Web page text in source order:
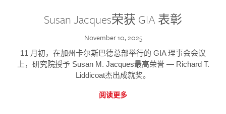
Susan Jacques荣获 GIA 表彰
November 10, 2025
11 月初，在加州卡尔斯巴德总部举行的 GIA 理事会会议
上，研究院授予 Susan M. Jacques最高荣誉 — Richard T.
Liddicoat杰出成就奖。
阅读更多